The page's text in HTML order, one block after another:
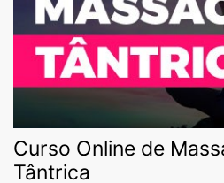
Curso Online de
Tântrica